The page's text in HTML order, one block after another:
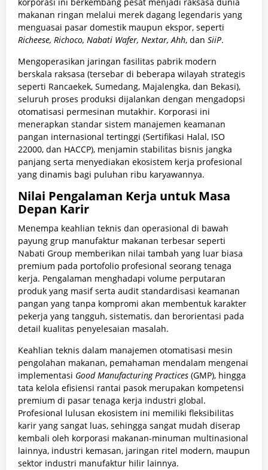
makanan ringan melalui merek dagang legendaris yang
menguasai pasar domestik maupun ekspor, seperti
Richeese, Richoco, Nabati Wafer, Nextar, Ahh, dan SiiP.
Mengoperasikan jaringan fasilitas pabrik modern
berskala raksasa (tersebar di beberapa wilayah strategis
seperti Rancaekek, Sumedang, Majalengka, dan Bekasi),
seluruh proses produksi dijalankan dengan mengadopsi
otomatisasi permesinan mutakhir. Korporasi ini
menerapkan standar sistem manajemen keamanan
pangan internasional tertinggi (Sertifikasi Halal, ISO
22000, dan HACCP), menjamin stabilitas bisnis jangka
panjang serta menyediakan ekosistem kerja profesional
yang dinamis bagi puluhan ribu karyawannya.
Nilai Pengalaman Kerja untuk Masa
Depan Karir
Menempa keahlian teknis dan operasional di bawah
payung grup manufaktur makanan terbesar seperti
Nabati Group memberikan nilai tambah yang luar biasa
premium pada portofolio profesional seorang tenaga
kerja. Pengalaman menghadapi volume perputaran
produk yang masif serta audit standardisasi keamanan
pangan yang tanpa kompromi akan membentuk karakter
pekerja yang tangguh, sistematis, dan berorientasi pada
detail kualitas penyelesaian masalah.
Keahlian teknis dalam manajemen otomatisasi mesin
pengolahan makanan, pemahaman mendalam mengenai
implementasi Good Manufacturing Practices (GMP), hingga
tata kelola efisiensi rantai pasok merupakan kompetensi
premium di pasar tenaga kerja industri global.
Profesional lulusan ekosistem ini memiliki fleksibilitas
karir yang sangat luas, sehingga sangat mudah diserap
kembali oleh korporasi makanan-minuman multinasional
lainnya, industri kemasan, jaringan ritel modern, maupun
sektor industri manufaktur hilir lainnya.